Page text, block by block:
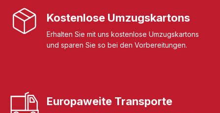
Kostenlose Umzugskartons
Erhalten Sie mit uns kostenlose Umzugskartons
und sparen Sie so bei den Vorbereitungen.
Europaweite Transporte